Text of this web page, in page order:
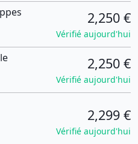
2,250 €
Vérifié aujourd'hui
2,250 €
Vérifié aujourd'hui
2,299 €
Vérifié aujourd'hui